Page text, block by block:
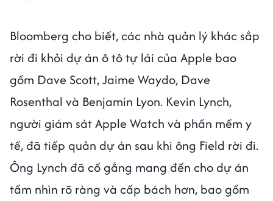
Bloomberg cho biết, các nhà quản lý khác sắp
rời đi khỏi dự án ô tô tự lái của Apple bao
gồm Dave Scott, Jaime Waydo, Dave
Rosenthal và Benjamin Lyon. Kevin Lynch,
người giám sát Apple Watch và phần mềm y
tế, đã tiếp quản dự án sau khi ông Field rời đi.
Ông Lynch đã cố gắng mang đến cho dự án
tầm nhìn rõ ràng và cấp bách hơn, bao gồm